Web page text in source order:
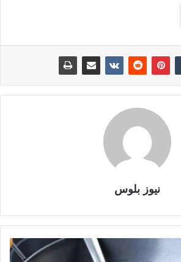
نيوز بلوس